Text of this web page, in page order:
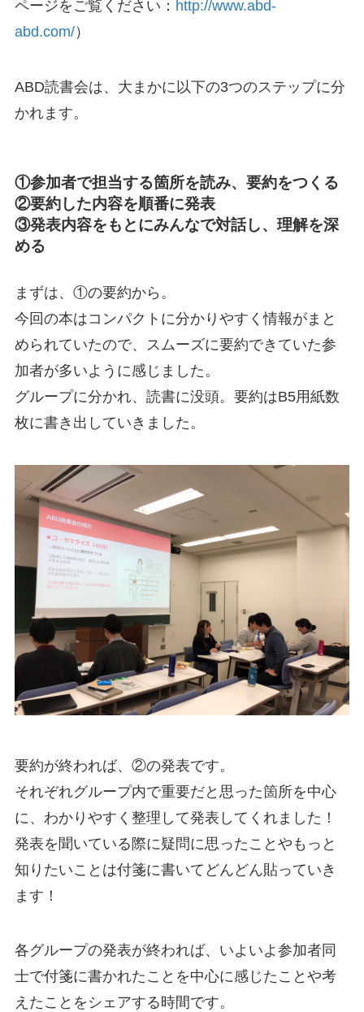
ページをご覧ください： http://www.abd-
abd.com/）
ABD読書会は、大まかに以下の3つのステップに分
かれます。
①参加者で担当する箇所を読み、要約をつくる
②要約した内容を順番に発表
③発表内容をもとにみんなで対話し、理解を深
める
まずは、①の要約から。
今回の本はコンパクトに分かりやすく情報がまと
められていたので、スムーズに要約できていた参
加者が多いように感じました。
グループに分かれ、読書に没頭。要約はB5用紙数
枚に書き出していきました。
要約が終われば、②の発表です。
それぞれグループ内で重要だと思った箇所を中心
に、わかりやすく整理して発表してくれました！
発表を聞いている際に疑問に思ったことやもっと
知りたいことは付箋に書いてどんどん貼っていき
ます！
各グループの発表が終われば、いよいよ参加者同
士で付箋に書かれたことを中心に感じたことや考
えたことをシェアする時間です。